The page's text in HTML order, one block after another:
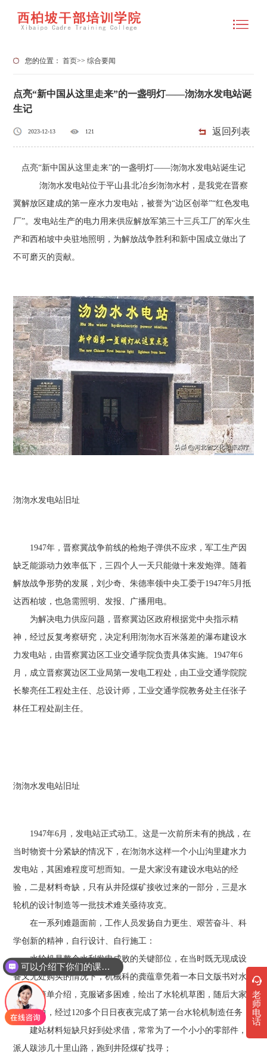
您的位置：首页>>综合要闻
点亮“新中国从这里走来”的一盏明灯——沕沕水发电站诞
生记
2023-12-13 121 返回列表
点亮“新中国从这里走来”的一盏明灯——沕沕水发电站诞生记
沕沕水发电站位于平山县北冶乡沕沕水村，是我党在晋察
冀解放区建成的第一座水力发电站，被誉为“边区创举”“红色发电
厂”。发电站生产的电力用来供应解放军第三十三兵工厂的军火生
产和西柏坡中央驻地照明，为解放战争胜利和新中国成立做出了
不可磨灭的贡献。
沕沕水发电站旧址
1947年，晋察冀战争前线的枪炮子弹供不应求，军工生产因
缺乏能源动力效率低下，三四个人一天只能做十来发炮弹。随着
解放战争形势的发展，刘少奇、朱德率领中央工委于1947年5月抵
达西柏坡，也急需照明、发报、广播用电。
为解决电力供应问题，晋察冀边区政府根据党中央指示精
神，经过反复考察研究，决定利用沕沕水百米落差的瀑布建设水
力发电站，由晋察冀边区工业交通学院负责具体实施。1947年6
月，成立晋察冀边区工业局第一发电工程处，由工业交通学院院
长黎亮任工程处主任、总设计师，工业交通学院教务处主任张子
林任工程处副主任。
沕沕水发电站旧址
1947年6月，发电站正式动工。这是一次前所未有的挑战，在
当时物资十分紧缺的情况下，在沕沕水这样一个小山沟里建水力
发电站，其困难程度可想而知。一是大家没有建设水电站的经
验，二是材料奇缺，只有从井陉煤矿接收过来的一部分，三是水
轮机的设计制造等一批技术难关亟待攻克。
在一系列难题面前，工作人员发扬自力更生、艰苦奋斗、科
学创新的精神，自行设计、自行施工：
水轮机是整个水利发电成败的关键部位，在当时既无现成设
备又无处购买的情况下，机械科的龚蕴章凭着一本日文版书对水
轮机的简单介绍，克服诸多困难，绘出了水轮机草图，随后大家
群策群力，经过120多个日日夜夜完成了第一台水轮机制造任务；
建站材料短缺只好到处求借，常常为了一个小小的零部件，
派人跋涉几十里山路，跑到井陉煤矿找寻；
老
师
电
话
可以介绍下你们的课程吗？